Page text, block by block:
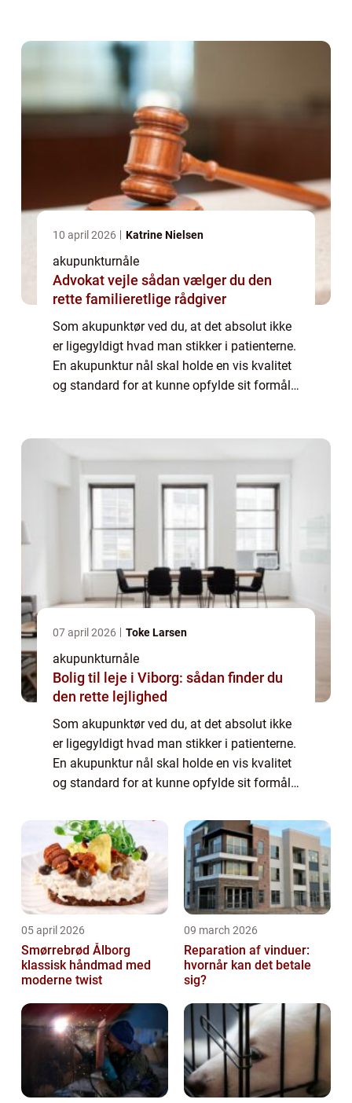
10 april 2026 Katrine Nielsen
akupunkturnåle
Advokat vejle sådan vælger du den
rette familieretlige rådgiver
Som akupunktør ved du, at det absolut ikke
er ligegyldigt hvad man stikker i patienterne.
En akupunktur nål skal holde en vis kvalitet
og standard for at kunne opfylde sit formål.
07 april 2026 Toke Larsen
akupunkturnåle
Bolig til leje i Viborg: sådan finder du
den rette lejlighed
Som akupunktør ved du, at det absolut ikke
er ligegyldigt hvad man stikker i patienterne.
En akupunktur nål skal holde en vis kvalitet
og standard for at kunne opfylde sit formål.
forskellige typer nåle til forske...
05 april 2026
Smørrebrød Ålborg
klassisk håndmad med
moderne twist
09 march 2026
Reparation af vinduer:
hvornår kan det betale
sig?